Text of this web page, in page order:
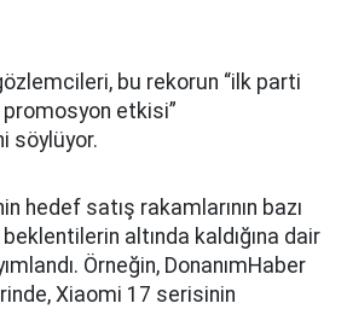
bu rekorun “ilk parti
promosyon etkisi”
söylüyor.
hedef satış rakamlarının bazı
altında kaldığına dair
Örneğin, DonanımHaber
Xiaomi 17 serisinin